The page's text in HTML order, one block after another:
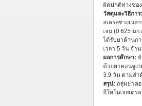
ผิดปกติทางช่อ
วัสดุและวิธีการ:
สเตรลช่วงเว
เจน (0.625 ม
ได้รับยาต้านกา
เวลา 5 วัน จำ
ผลการศึกษา:
ด้วยยาคอนจูเ
3.9 วัน ตามลำ
สรุป: กลุ่มยาค
อีโทโนเจสเตรล